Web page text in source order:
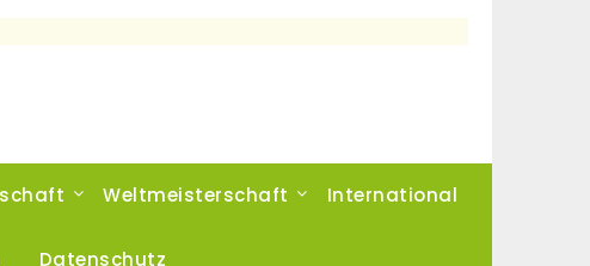
Weltmeisterschaft International
Datenschutz